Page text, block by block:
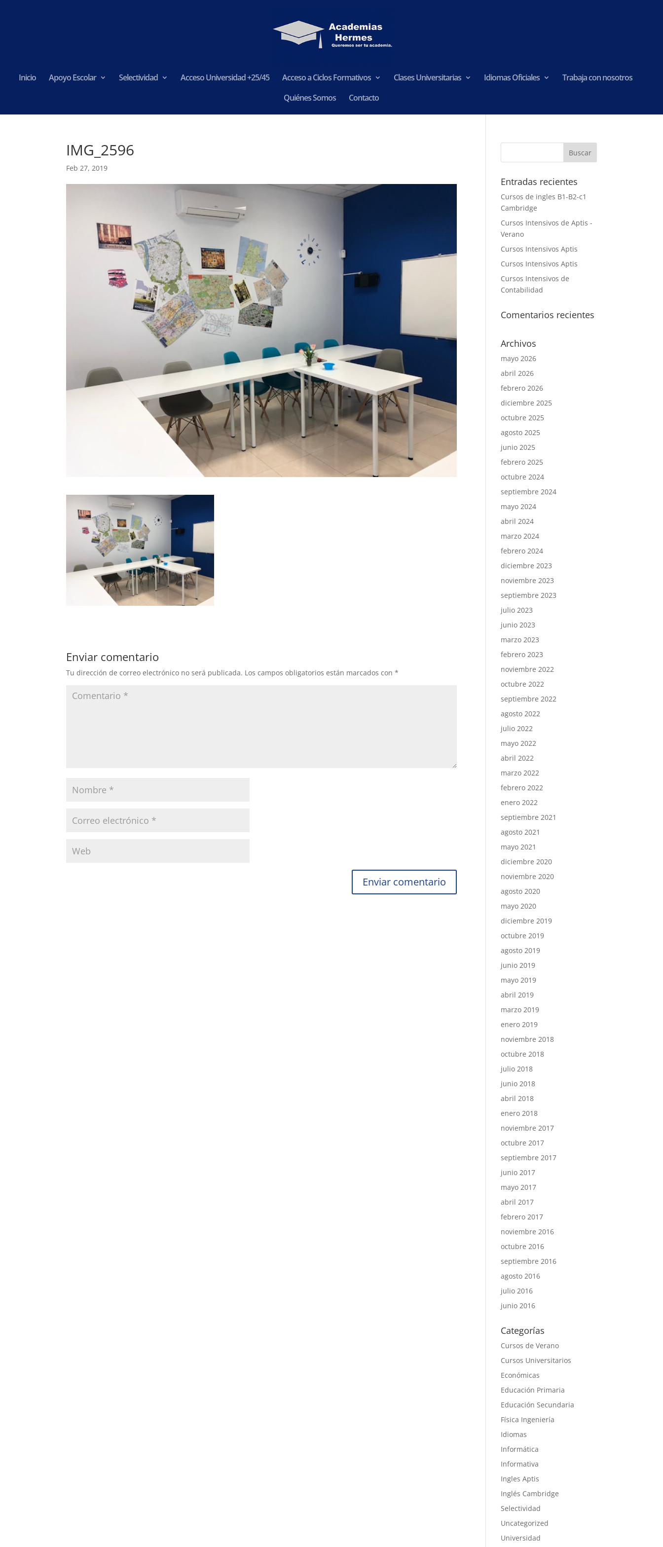
Inicio Apoyo Escolar Selectividad Acceso Universidad +25/45 Acceso a Ciclos Formativos Clases Universitarias Idiomas Oficiales
Trabaja con nosotros
Quiénes Somos
Contacto
IMG_2596
Feb 27, 2019
Enviar comentario
Tu dirección de correo electrónico no será publicada. Los campos obligatorios están marcados con*
Entradas recientes
Cursos de ingles B1-B2-c1
Cambridge
Cursos Intensivos de Aptis -
Verano
Cursos Intensivos Aptis
Cursos Intensivos Aptis
Cursos Intensivos de
Contabilidad
Comentarios recientes
Archivos
mayo 2026
abril 2026
febrero 2026
diciembre 2025
octubre 2025
agosto 2025
junio 2025
febrero 2025
octubre 2024
septiembre 2024
mayo 2024
abril 2024
marzo 2024
febrero 2024
diciembre 2023
noviembre 2023
septiembre 2023
julio 2023
junio 2023
marzo 2023
febrero 2023
noviembre 2022
octubre 2022
septiembre 2022
agosto 2022
julio 2022
mayo 2022
abril 2022
marzo 2022
febrero 2022
enero 2022
septiembre 2021
agosto 2021
mayo 2021
diciembre 2020
noviembre 2020
agosto 2020
mayo 2020
diciembre 2019
octubre 2019
agosto 2019
junio 2019
mayo 2019
abril 2019
marzo 2019
enero 2019
noviembre 2018
octubre 2018
julio 2018
junio 2018
abril 2018
enero 2018
noviembre 2017
octubre 2017
septiembre 2017
junio 2017
mayo 2017
abril 2017
febrero 2017
noviembre 2016
octubre 2016
septiembre 2016
agosto 2016
julio 2016
junio 2016
Categorías
Cursos de Verano
Cursos Universitarios
Económicas
Educación Primaria
Educación Secundaria
Física Ingeniería
Idiomas
Informática
Informativa
Ingles Aptis
Inglés Cambridge
Selectividad
Uncategorized
Universidad